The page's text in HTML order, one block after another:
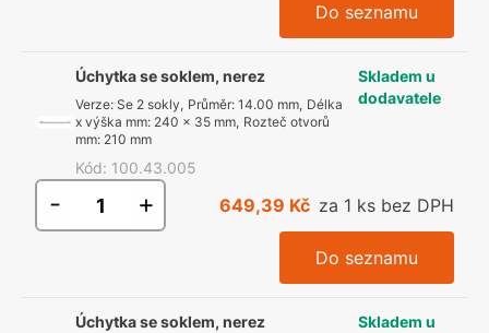
Do seznamu
Úchytka se soklem, nerez
Verze: Se 2 sokly, Průměr: 14.00 mm, Délka
x výška mm: 240 x 35 mm, Rozteč otvorů
mm: 210 mm
Kód: 100.43.005
Skladem u
dodavatele
- + 649,39 Kč za 1 ks bez DPH
Do seznamu
Úchytka se soklem, nerez
Skladem u